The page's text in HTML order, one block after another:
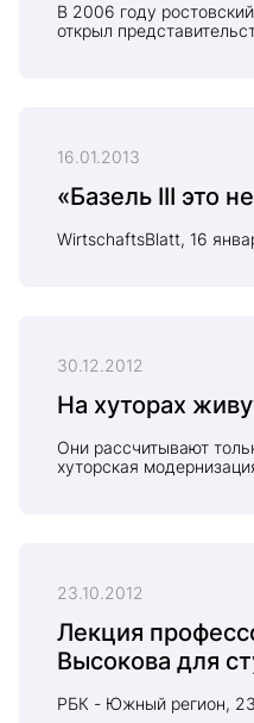
В 2006 году
открыл
16.01.2013
«Базель III это
WirtschaftsBlatt, 16
30.12.2012
На хуторах
Они рассчитывают
хуторская
23.10.2012
Лекция
Высокова для
РБК - Южный регион,